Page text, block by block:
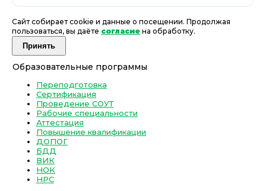
Сайт собирает cookie и данные о посещении. Продолжая
пользоваться, вы даёте согласие на обработку.
Принять
Образовательные программы
Переподготовка
Сертификация
Проведение СОУТ
Рабочие специальности
Аттестация
Повышение квалификации
ДОПОГ
БДД
ВИК
НОК
НРС